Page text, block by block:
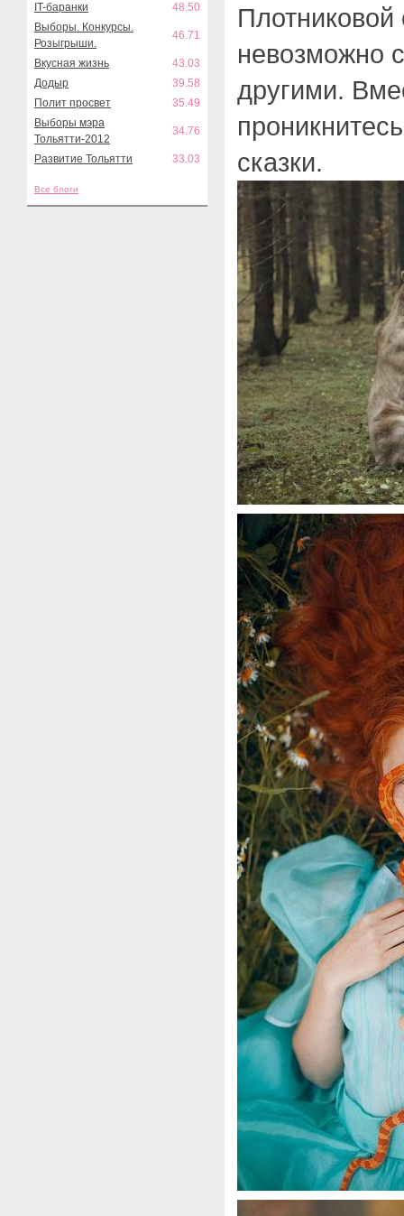
IT-баранки
48.50
Выборы. Конкурсы.
Розыгрыши.
46.71
Вкусная жизнь
43.03
Додыр
39.58
Полит просвет
35.49
Выборы мэра
Тольятти-2012
34.76
Развитие Тольятти 33.03
Все блоги
невозможно
другими.
сказки.